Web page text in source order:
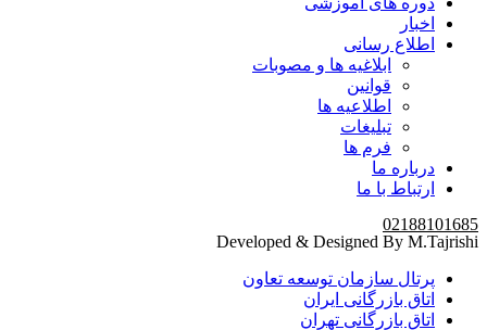
اخبار
اطلاع رسانی
ابلاغیه ها و مصوبات
قوانین
اطلاعیه ها
تبلیغات
فرم ها
درباره ما
ارتباط با ما
02188101685
Developed & Designed By M.Tajrishi
پرتال سازمان توسعه تعاون
اتاق بازرگانی ایران
اتاق بازرگانی تهران